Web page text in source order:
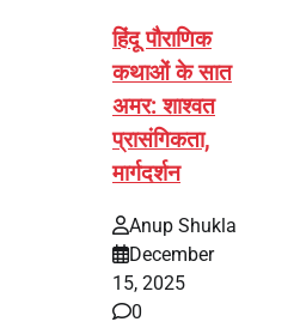
हिंदू पौराणिक
कथाओं के सात
अमर: शाश्वत
प्रासंगिकता,
मार्गदर्शन
Anup Shukla
December
15, 2025
0